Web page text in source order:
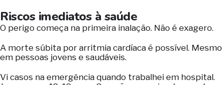
Riscos imediatos à saúde
O perigo começa na primeira inalação. Não é exagero.
A morte súbita por arritmia cardíaca é possível. Mesmo
em pessoas jovens e saudáveis.
Vi casos na emergência quando trabalhei em hospital.